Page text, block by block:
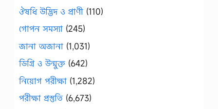
ঔষধি উদ্ভিদ ও প্রাণী (110)
গোপন সমস্যা (245)
জানা অজানা (1,031)
ডিগ্রি ও উন্মুক্ত (642)
নিয়োগ পরীক্ষা (1,282)
পরীক্ষা প্রস্তুতি (6,673)